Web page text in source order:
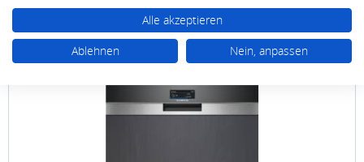
Siemens SN 57 TS 00 CE 60 cm edelstahl
Alle akzeptieren
Ablehnen
Nein, anpassen